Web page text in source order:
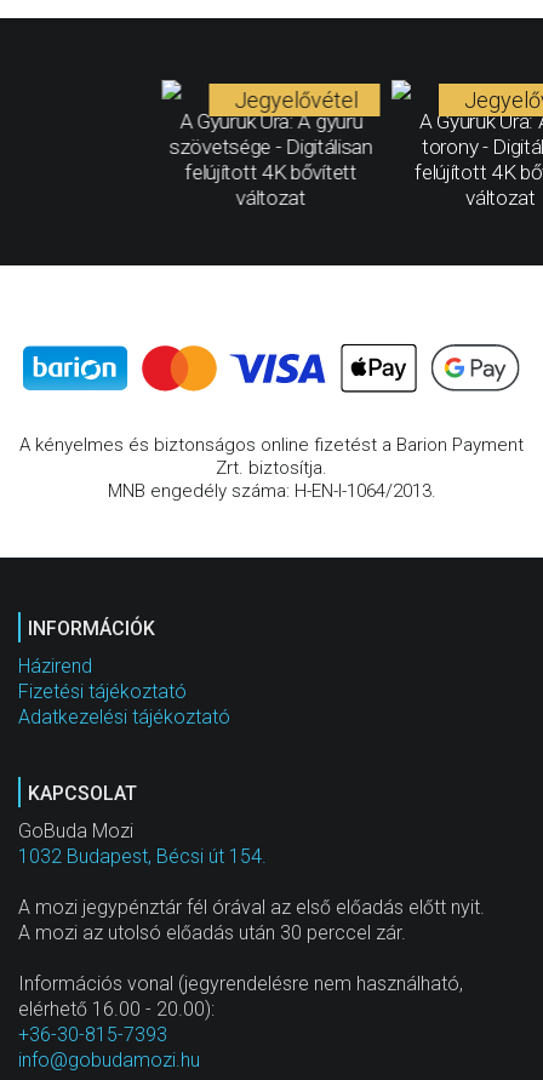
A Gyűrűk Ura: A gyűrű
szövetsége - Digitálisan
felújított 4K bővített
változat
Jegyelővétel
A Gyűrűk Ura:
torony -
felújított 4K
változat
A kényelmes és biztonságos online fizetést a Barion Payment
Zrt. biztosítja.
MNB engedély száma: H-EN-I-1064/2013.
INFORMÁCIÓK
Házirend
Fizetési tájékoztató
Adatkezelési tájékoztató
KAPCSOLAT
GoBuda Mozi
1032 Budapest, Bécsi út 154.
A mozi jegypénztár fél órával az első előadás előtt nyit.
A mozi az utolsó előadás után 30 perccel zár.
Információs vonal (jegyrendelésre nem használható,
elérhető 16.00 - 20.00):
+36-30-815-7393
info@gobudamozi.hu